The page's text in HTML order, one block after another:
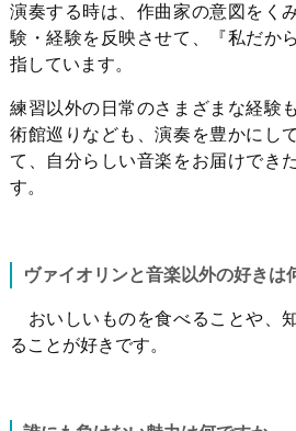
演奏する時は、作曲家の意図をく
験・経験を反映させて、『私だか
指しています。
練習以外の日常のさまざまな経験
術館巡りなども、演奏を豊かにし
て、自分らしい音楽をお届けでき
す。
ヴァイオリンと音楽以外の好きは
おいしいものを食べることや、
ることが好きです。